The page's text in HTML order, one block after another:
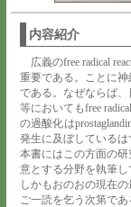
内容紹介
広義のfree radical
重要である。ことに
である。なぜならば
等においてもfree
の過酸化は
発生に及ぼしているは
本書にはこの方面の
意とする分野を執筆
しかもおのおの現在
ご一読を乞う次第であ